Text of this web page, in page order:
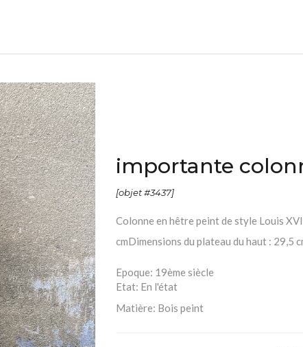
importante
[objet #3437]
Colonne en hêtre peint de style Louis
cmDimensions du plateau du haut : 29,5
Epoque: 19ème siècle
Etat: En l'état
Matière: Bois peint